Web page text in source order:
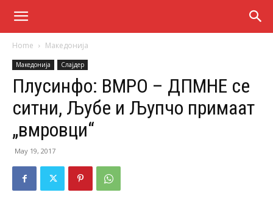
Home Македонија
Македонија Слајдер
Плусинфо: ВМРО – ДПМНЕ се
ситни, Љубе и Љупчо примаат
„вмровци“
May 19, 2017